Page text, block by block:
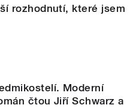
rozhodnutí, které jsem
Moderní
čtou Jiří Schwarz a